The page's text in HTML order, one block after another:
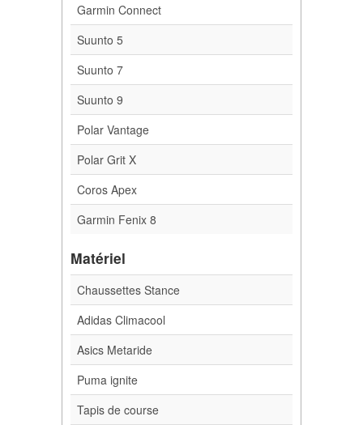
Garmin Connect
Suunto 5
Suunto 7
Suunto 9
Polar Vantage
Polar Grit X
Coros Apex
Garmin Fenix 8
Matériel
Chaussettes Stance
Adidas Climacool
Asics Metaride
Puma ignite
Tapis de course